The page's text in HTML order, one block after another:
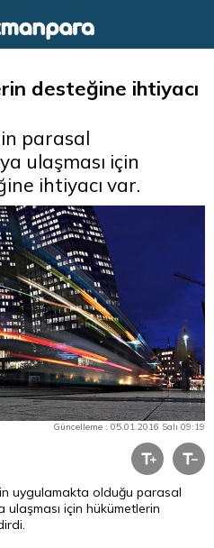
desteğine ihtiyacı
parasal
ulaşması için
ihtiyacı var.
Güncelleme : 05.01.2016 Salı 09:19
uygulamakta olduğu parasal
ulaşması için hükümetlerin